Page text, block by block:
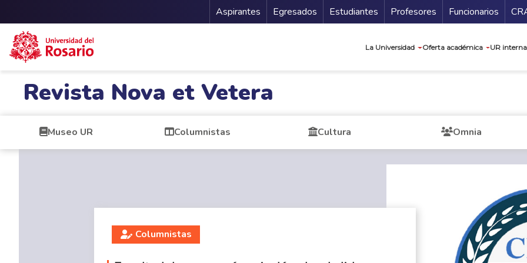
Menu Secundario
Aspirantes Egresados Estudiantes Profesores Funcionarios
La Universidad Oferta académica UR
Revista Nova et Vetera
Museo UR Columnistas Cultura Omnia
Columnistas